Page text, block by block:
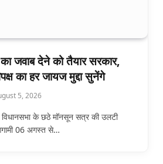
जवाब देने को तैयार सरकार,
का हर जायज मुद्दा सुनेंगे
5, 2026
के छठे मॉनसून सत्र की उलटी
06 अगस्त से…